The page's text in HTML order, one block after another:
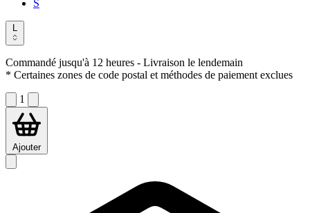
S
L
Commandé jusqu'à 12 heures - Livraison le lendemain
* Certaines zones de code postal et méthodes de paiement exclues
1
Ajouter